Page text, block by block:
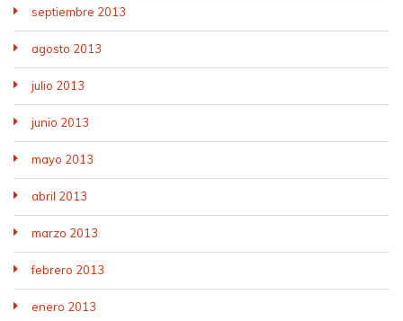
septiembre 2013
agosto 2013
julio 2013
junio 2013
mayo 2013
abril 2013
marzo 2013
febrero 2013
enero 2013